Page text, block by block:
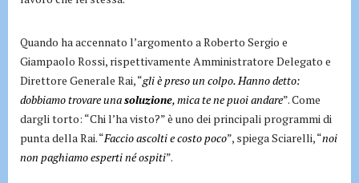
Quando ha accennato l’argomento a Roberto Sergio e
Giampaolo Rossi, rispettivamente Amministratore Delegato e
Direttore Generale Rai, “gli è preso un colpo. Hanno detto:
dobbiamo trovare unasoluzione, mica te ne puoi andare”. Come
dargli torto: “Chi l’ha visto?” è uno dei principali programmi di
punta della Rai. “Faccio ascolti e costo poco”, spiega Sciarelli, “noi
non paghiamo esperti né ospiti”.